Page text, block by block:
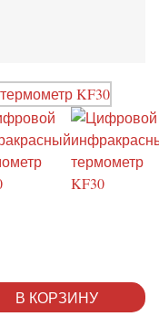
В КОРЗИНУ